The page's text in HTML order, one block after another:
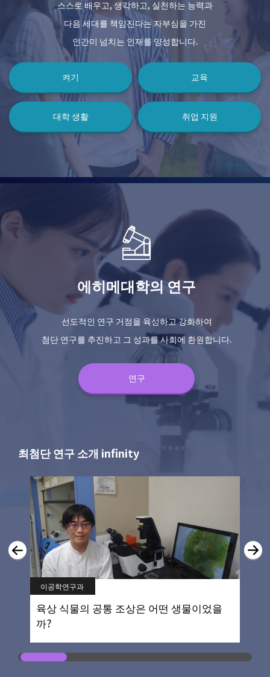
스스로 배우고, 생각하고, 실천하는 능력과
다음 세대를 책임진다는 자부심을 가진
인간미 넘치는 인재를 양성합니다.
켜기 교육
대학 생활 취업 지원
에히메대학의 연구
선도적인 연구 거점을 육성하고 강화하여
첨단 연구를 추진하고 그 성과를 사회에 환원합니다.
연구
최첨단 연구 소개 infinity
이공학연구과
육상 식물의 공통 조상은 어떤 생물이었을
까?